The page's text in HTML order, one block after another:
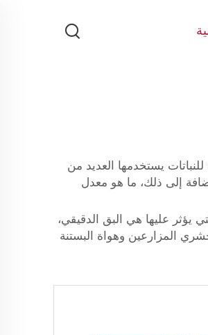
يستخدمها العديد من
إلى ذلك، ما هو معدل
يؤثر عليها هي البق الدقيقي،
المزارعين وهواة البستنة